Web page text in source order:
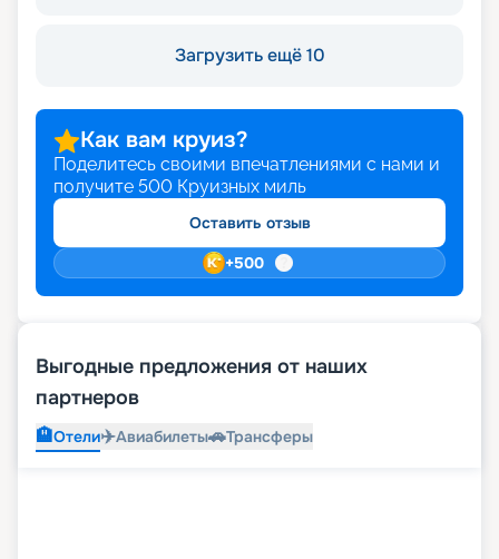
Загрузить ещё 10
Как вам круиз?
Поделитесь своими впечатлениями с нами и
получите 500 Круизных миль
Оставить отзыв
+500
Выгодные предложения от наших
партнеров
🏨Отели✈️Авиабилеты🚗Трансферы